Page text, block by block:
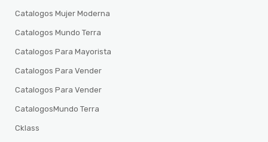
Catalogos Mujer Moderna
Catalogos Mundo Terra
Catalogos Para Mayorista
Catalogos Para Vender
Catalogos Para Vender
CatalogosMundo Terra
Cklass